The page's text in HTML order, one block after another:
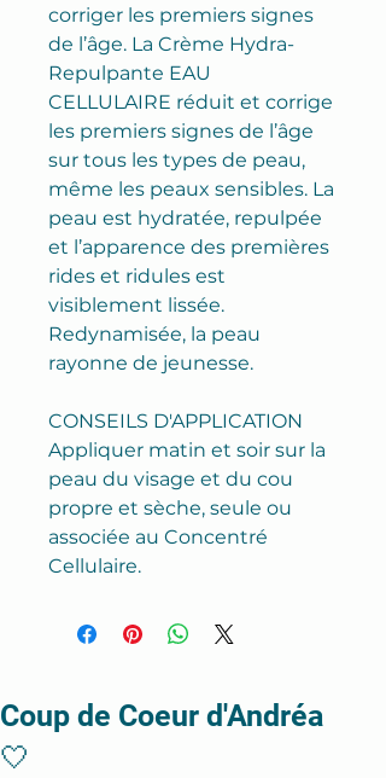
corriger les premiers signes
de l’âge. La Crème Hydra-
Repulpante EAU
CELLULAIRE réduit et corrige
les premiers signes de l’âge
sur tous les types de peau,
même les peaux sensibles. La
peau est hydratée, repulpée
et l’apparence des premières
rides et ridules est
visiblement lissée.
Redynamisée, la peau
rayonne de jeunesse.
CONSEILS D'APPLICATION
Appliquer matin et soir sur la
peau du visage et du cou
propre et sèche, seule ou
associée au Concentré
Cellulaire.
Coup de Coeur d'Andréa
🤍